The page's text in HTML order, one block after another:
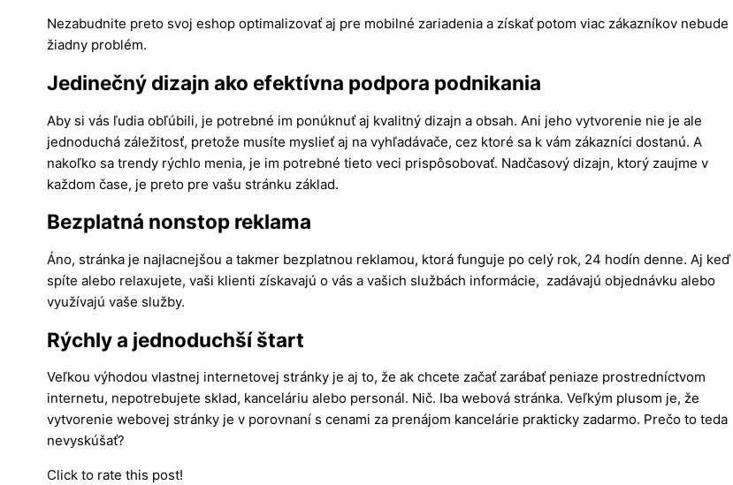
Nezabudnite preto svoj eshop optimalizovať aj pre mobilné zariadenia a získať potom viac zákazníkov nebude
žiadny problém.
Jedinečný dizajn ako efektívna podpora podnikania
Aby si vás ľudia obľúbili, je potrebné im ponúknuť aj kvalitný dizajn a obsah. Ani jeho vytvorenie nie je ale
jednoduchá záležitosť, pretože musíte myslieť aj na vyhľadávače, cez ktoré sa k vám zákazníci dostanú. A
nakoľko sa trendy rýchlo menia, je im potrebné tieto veci prispôsobovať. Nadčasový dizajn, ktorý zaujme v
každom čase, je preto pre vašu stránku základ.
Bezplatná nonstop reklama
Áno, stránka je najlacnejšou a takmer bezplatnou reklamou, ktorá funguje po celý rok, 24 hodín denne. Aj keď
spíte alebo relaxujete, vaši klienti získavajú o vás a vašich službách informácie, zadávajú objednávku alebo
využívajú vaše služby.
Rýchly a jednoduchší štart
Veľkou výhodou vlastnej internetovej stránky je aj to, že ak chcete začať zarábať peniaze prostredníctvom
internetu, nepotrebujete sklad, kanceláriu alebo personál. Nič. Iba webová stránka. Veľkým plusom je, že
vytvorenie webovej stránky je v porovnaní s cenami za prenájom kancelárie prakticky zadarmo. Prečo to teda
nevyskúšať?
Click to rate this post!